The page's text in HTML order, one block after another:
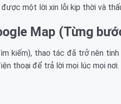
được một lời xin lỗi kịp thời và
Map (Từng
kiếm), thao tác đã trở nên tinh
thoại để trả lời mọi lúc mọi nơi.